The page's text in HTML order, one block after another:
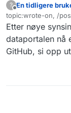
?
Frakoblet
En tidligere
topic:wrote-on, /
Sist endret av
Etter nøye
dataportalen nå
GitHub, si opp